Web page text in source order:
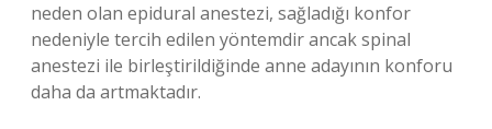
neden olan epidural anestezi, sağladığı konfor
nedeniyle tercih edilen yöntemdir ancak spinal
anestezi ile birleştirildiğinde anne adayının konforu
daha da artmaktadır.